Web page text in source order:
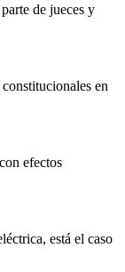
de jueces y
en
efectos
está el caso